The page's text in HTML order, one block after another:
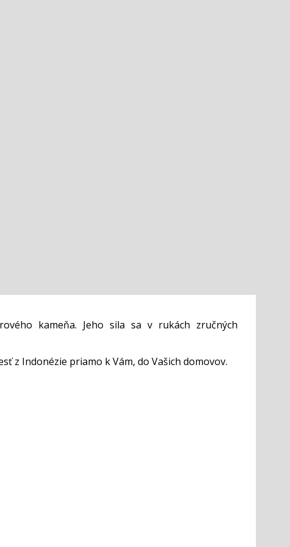
kameňa. Jeho sila sa v rukách zručných
z Indonézie priamo k Vám, do Vašich domovov.